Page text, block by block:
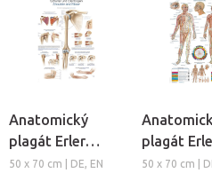
Anatomický
plagát Erler
Zimmer -
50 x 70 cm | DE, EN
plagát
Zimmer -
50 x 70 cm |